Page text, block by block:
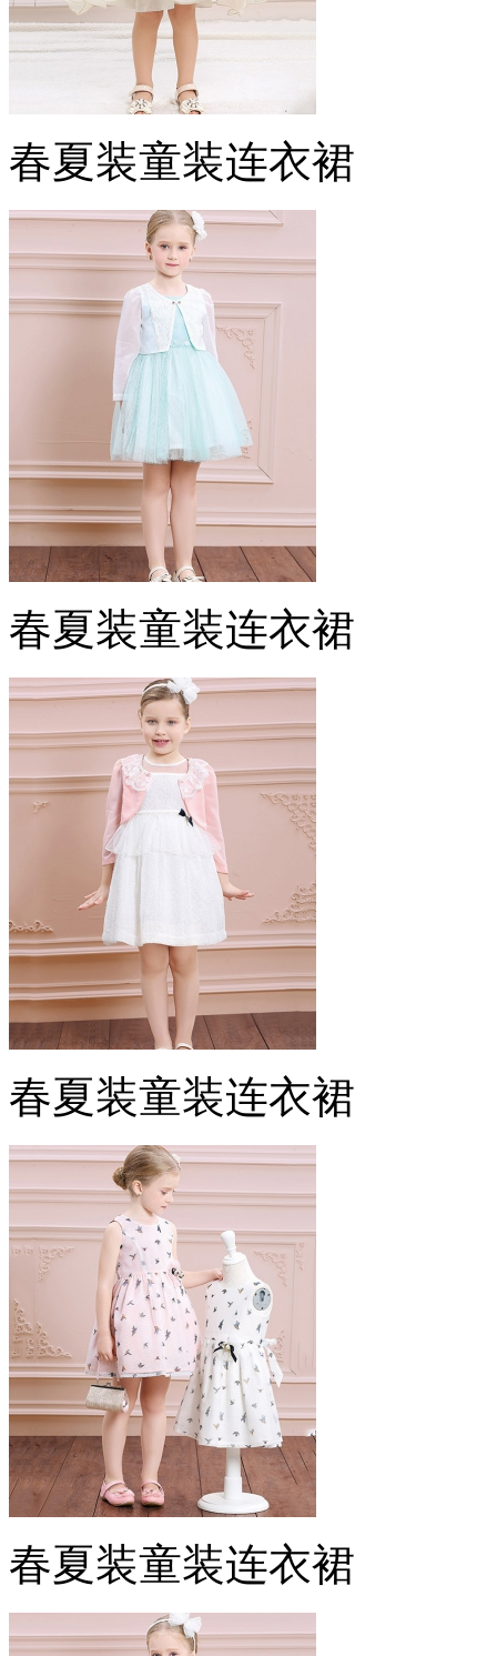
春夏装童装连衣裙
春夏装童装连衣裙
春夏装童装连衣裙
春夏装童装连衣裙